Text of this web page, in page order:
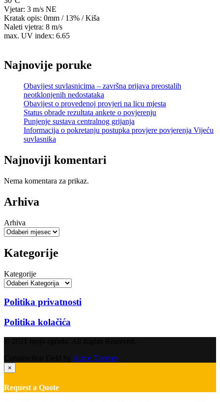
Vjetar: 3 m/s NE
Kratak opis: 0mm / 13% /Kiša
Naleti vjetra: 8 m/s
max. UV index: 6.65
Najnovije poruke
Obavijest suvlasnicima – završna prijava preostalih
neotklonjenih nedostataka
Obavijest o provedenoj provjeri na licu mjesta
Status obrade rezultata ankete o povjerenju
Punjenje sustava centralnog grijanja
Informacija o pokretanju postupka provjere povjerenja Vijeću
suvlasnika
Najnoviji komentari
Nema komentara za prikaz.
Arhiva
Arhiva
Kategorije
Kategorije
Politika privatnosti
Politika kolačića
Acme Themes
×
Request a Quote